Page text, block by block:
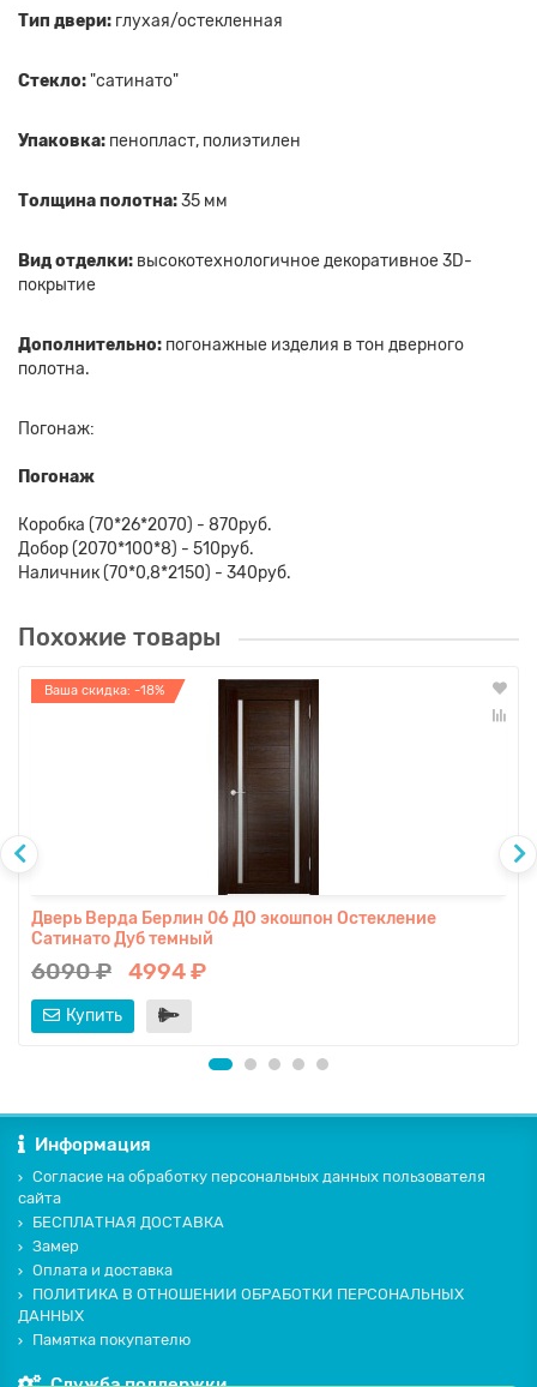
Тип двери: глухая/остекленная
Стекло:"сатинато"
Упаковка: пенопласт, полиэтилен
Толщина полотна:35 мм
Вид отделки: высокотехнологичное декоративное 3D-
покрытие
Дополнительно: погонажные изделия в тон дверного
полотна.
Погонаж:
Погонаж
Коробка (70*26*2070) - 870руб.
Добор (2070*100*8) - 510руб.
Наличник (70*0,8*2150) - 340руб.
Похожие товары
Ваша скидка: -18%
Дверь Верда Берлин 06 ДО экошпон Остекление
Сатинато Дуб темный
6090 ₽ 4994 ₽
Купить
Информация
Согласие на обработку персональных данных пользователя
сайта
БЕСПЛАТНАЯ ДОСТАВКА
Замер
Оплата и доставка
ПОЛИТИКА В ОТНОШЕНИИ ОБРАБОТКИ ПЕРСОНАЛЬНЫХ
ДАННЫХ
Памятка покупателю